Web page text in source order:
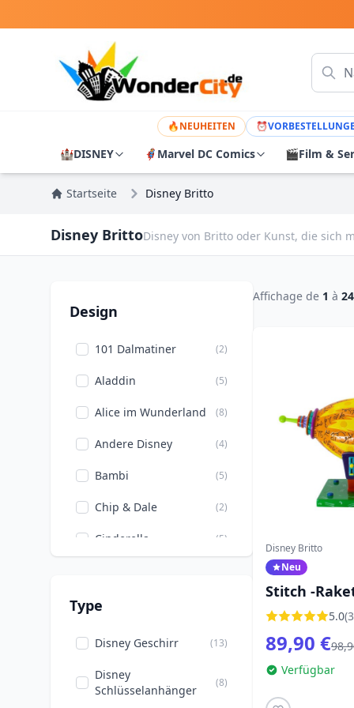
🔥NEUHEITEN ⏰
🏰DISNEY 🦸 Marvel DC Comics 🎬Film &
Startseite Disney Britto
Disney BrittoDisney von Britto oder Kunst, die sich
Design
101 Dalmatiner (2)
Aladdin (5)
Alice im Wunderland (8)
Andere Disney (4)
Bambi (5)
Chip & Dale (2)
Cinderella (5)
Die Aristocats
Frosch
(3)
Die Schöne und das
Biest
(8)
Type
Disney Geschirr (13)
Disney
Schlüsselanhänger
(8)
Affichage de 1 à 24
Disney Britto
Neu
Stitch -
5.0
89,90 €
Verfügbar